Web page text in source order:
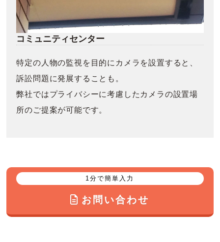
コミュニティセンター
特定の人物の監視を目的にカメラを設置すると、
訴訟問題に発展することも。
弊社ではプライバシーに考慮したカメラの設置場
所のご提案が可能です。
1分で簡単入力
お問い合わせ